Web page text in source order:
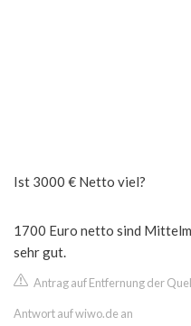
Ist 3000 € Netto viel?
1700 Euro netto sind
sehr gut.
Antrag auf Entfernung der
Antwort auf wiwo.de an